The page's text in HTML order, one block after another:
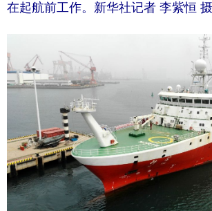
在起航前工作。新华社记者 李紫恒 摄